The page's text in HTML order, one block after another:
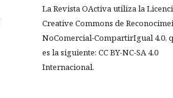
La Revista OActiva utiliza la
Creative Commons de
NoComercial-CompartirIgual 4.0,
es la siguiente: CC BY-NC-SA 4.0
Internacional.